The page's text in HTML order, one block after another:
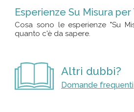
Esperienze Su Misura per
Cosa sono le esperienze "Su
quanto c'è da sapere.
Altri dubbi?
Domande frequenti